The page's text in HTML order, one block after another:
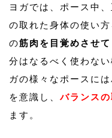
ヨガでは、ポース中
の取れた身体の使い
の筋肉を目覚めさせて
分はなるべく使わな
ガの様々なポースに
を意識し、バランス
ます。